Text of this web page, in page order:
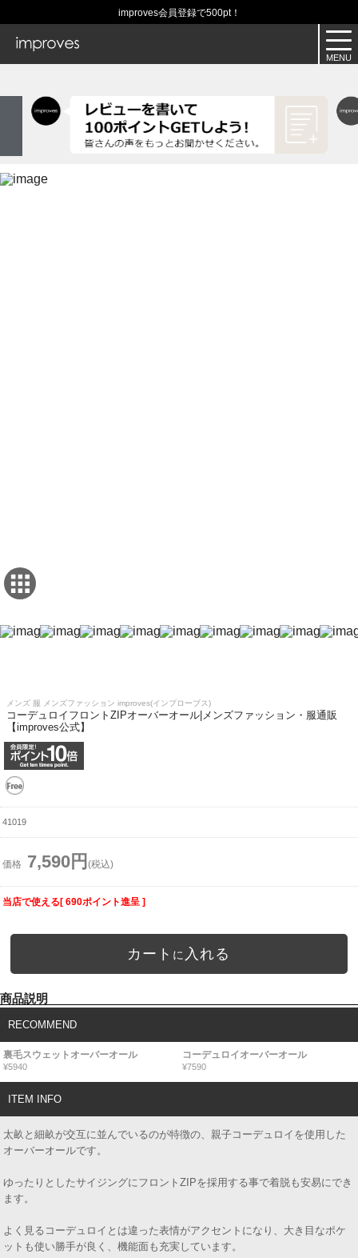
improves会員登録で500pt！
メンズ 服 メンズファッション improves(インプローブス)
コーデュロイフロントZIPオーバーオール|メンズファッション・服通販
【improves公式】
41019
価格 7,590円 (税込)
当店で使える[ 690ポイント進呈 ]
カート に 入れる
商品説明
RECOMMEND
裏毛スウェットオーバーオール
¥5940
コーデュロイオーバーオール
¥7590
ITEM INFO
太畝と細畝が交互に並んでいるのが特徴の、親子コーデュロイを使用した
オーバーオールです。
ゆったりとしたサイジングにフロントZIPを採用する事で着脱も安易にでき
ます。
よく見るコーデュロイとは違った表情がアクセントになり、大き目なポケ
ットも使い勝手が良く、機能面も充実しています。